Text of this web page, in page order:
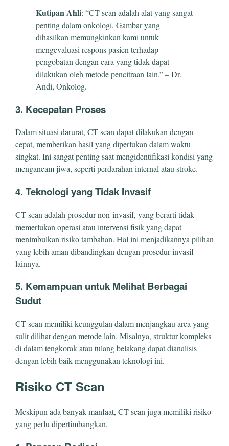
Kutipan Ahli: “CT scan adalah alat yang sangat
penting dalam onkologi. Gambar yang
dihasilkan memungkinkan kami untuk
mengevaluasi respons pasien terhadap
pengobatan dengan cara yang tidak dapat
dilakukan oleh metode pencitraan lain.” – Dr.
Andi, Onkolog.
3. Kecepatan Proses
Dalam situasi darurat, CT scan dapat dilakukan dengan
cepat, memberikan hasil yang diperlukan dalam waktu
singkat. Ini sangat penting saat mengidentifikasi kondisi yang
mengancam jiwa, seperti perdarahan internal atau stroke.
4. Teknologi yang Tidak Invasif
CT scan adalah prosedur non-invasif, yang berarti tidak
memerlukan operasi atau intervensi fisik yang dapat
menimbulkan risiko tambahan. Hal ini menjadikannya pilihan
yang lebih aman dibandingkan dengan prosedur invasif
lainnya.
5. Kemampuan untuk Melihat Berbagai
Sudut
CT scan memiliki keunggulan dalam menjangkau area yang
sulit dilihat dengan metode lain. Misalnya, struktur kompleks
di dalam tengkorak atau tulang belakang dapat dianalisis
dengan lebih baik menggunakan teknologi ini.
Risiko CT Scan
Meskipun ada banyak manfaat, CT scan juga memiliki risiko
yang perlu dipertimbangkan.